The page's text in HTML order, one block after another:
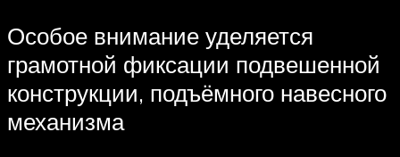
Особое внимание уделяется
грамотной фиксации подвешенной
конструкции, подъёмного навесного
механизма